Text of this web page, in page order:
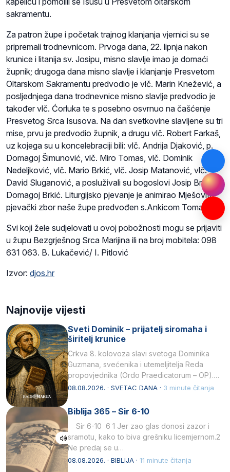
sakramentu.
Za patron župe i početak trajnog klanjanja vjernici su se
pripremali trodnevnicom. Prvoga dana, 22. lipnja nakon
krunice i litanija sv. Josipu, misno slavlje imao je domaći
župnik; drugoga dana misno slavlje i klanjanje Presvetom
Oltarskom Sakramentu predvodio je vlč. Marin Knežević, a
posljednjega dana trodnevnice misno slavlje predvodio je
također vlč. Ćorluka te s posebno osvrnuo na čašćenje
Presvetog Srca Isusova. Na dan svetkovine slavljene su tri
mise, prvu je predvodio župnik, a drugu vlč. Robert Farkaš,
uz kojega su u koncelebraciji bili: vlč. Andrija Djaković, p.
Domagoj Šimunović, vlč. Miro Tomas, vlč. Dominik
Nedeljković, vlč. Mario Brkić, vlč. Josip Matanović, vlč.
David Sluganović, a posluživali su bogoslovi Josip Brnjić i
Domagoj Brkić. Liturgijsko pjevanje je animirao Mješoviti
pjevački zbor naše župe predvođen s.Ankicom Tomas.
Svi koji žele sudjelovati u ovoj pobožnosti mogu se prijaviti
u župu Bezgrješnog Srca Marijina ili na broj mobitela: 098
631 063. B. Lukačević/ I. Pitlović
Izvor: djos.hr
Najnovije vijesti
Sveti Dominik – prijatelj siromaha i
širitelj krunice
Crkva 8. kolovoza slavi svetoga Dominika
Guzmana, svećenika i utemeljitelja Reda
propovjednika (Ordo Praedicatorum – OP).
Svojim životom, dubokom ljubavlju prema
08.08.2026. · SVETAC DANA · 3 minute čitanja
Biblija 365 – Sir 6-10
Sir 6-10 6 1 Jer zao glas donosi zazor i
sramotu, kako to biva grešniku licemjernom.2
Ne predaj se u…
08.08.2026. · BIBLIJA · 11 minute čitanja